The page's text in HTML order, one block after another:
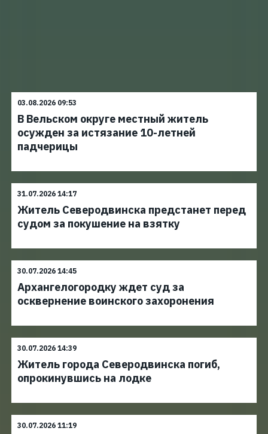
03.08.2026 09:53
В Вельском округе местный житель
осужден за истязание 10-летней
падчерицы
31.07.2026 14:17
Житель Северодвинска предстанет перед
судом за покушение на взятку
30.07.2026 14:45
Архангелогородку ждет суд за
осквернение воинского захоронения
30.07.2026 14:39
Житель города Северодвинска погиб,
опрокинувшись на лодке
30.07.2026 11:19